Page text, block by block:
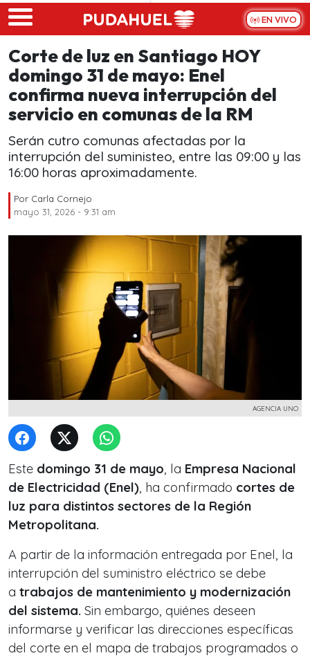
Skip to main content
EN VIVO
Corte de luz en Santiago HOY
domingo 31 de mayo: Enel
confirma nueva interrupción del
servicio en comunas de la RM
Serán cutro comunas afectadas por la
interrupción del suministeo, entre las 09:00 y las
16:00 horas aproximadamente.
Por Carla Cornejo
mayo 31, 2026 - 9:31 am
AGENCIA UNO
Este domingo 31 de mayo, la Empresa Nacional
de Electricidad (Enel), ha confirmado cortes de
luz para distintos sectores de la Región
Metropolitana.
A partir de la información entregada por Enel, la
interrupción del suministro eléctrico se debe
a trabajos de mantenimiento y modernización
del sistema. Sin embargo, quiénes deseen
informarse y verificar las direcciones específicas
del corte en el mapa de trabajos programados o